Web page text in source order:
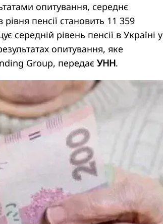
опитування, середнє
пенсії становить 11 359
рівень пенсії в Україні у
опитування, яке
Group, передає УНН.